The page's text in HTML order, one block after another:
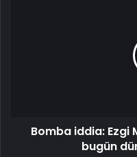
Bomba iddia: Ezgi
bugün